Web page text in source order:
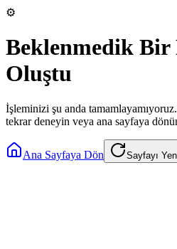
⚙️
Beklenmedik
Oluştu
İşleminizi şu anda
tekrar deneyin veya ana sayfaya
Ana Sayfaya Dön Sayfayı